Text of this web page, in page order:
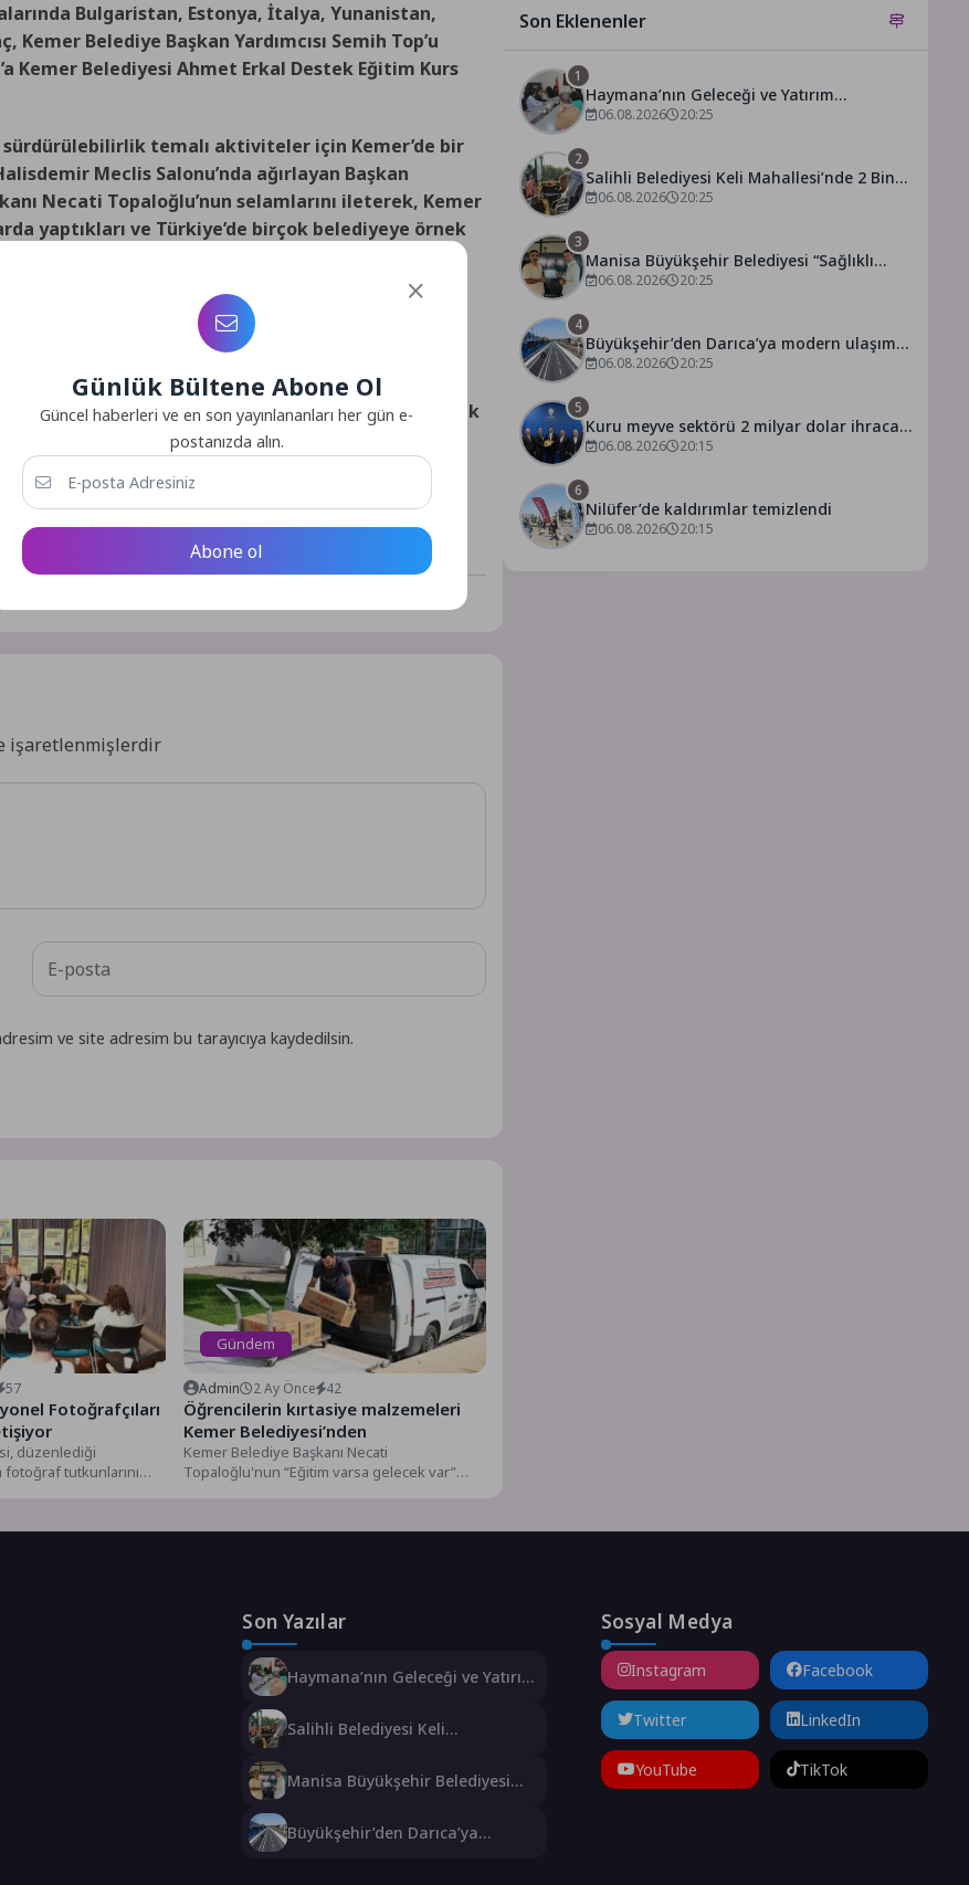
Bulgaristan, Estonya, İtalya, Yunanistan,
Belediye Başkan Yardımcısı Semih Top’u
Kemer Belediyesi Ahmet Erkal Destek Eğitim Kurs
sürdürülebilirlik temalı aktiviteler için Kemer’de bir
Meclis Salonu’nda ağırlayan Başkan
Necati Topaloğlu’nun selamlarını ileterek, Kemer
yaptıkları ve Türkiye’de birçok belediyeye örnek
bağlantılı olduğuna dikkat çeken Başkan
merkezlerinden biri. Bu nedenle çevreyi
turizmin geleceğini güvence altına almak için kritik
bizleri mutlu ediyor.”
işaretlenmişlerdir
ve site adresim bu tarayıcıya kaydedilsin.
57
Fotoğrafçıları
düzenlediği
fotoğraf tutkunlarını
Gündem
Admin 2 Ay Önce 42
Öğrencilerin kırtasiye malzemeleri
Kemer Belediyesi’nden
Kemer Belediye Başkanı Necati
Topaloğlu'nun “Eğitim varsa gelecek var”
Son Eklenenler
1
Haymana’nın Geleceği ve Yatırım
Potansiyeli Masaya Yatırıldı
06.08.2026 20:25
2
Salihli Belediyesi Keli Mahallesi’nde 2 Bin
250 Ton Sıcak Asfalt Çalışmasını
06.08.2026 20:25
3
Manisa Büyükşehir Belediyesi “Sağlıklı
İşyeri” Sertifikasını Aldı
06.08.2026 20:25
4
Büyükşehir’den Darıca’ya modern ulaşım
yatırımı
06.08.2026 20:25
5
Kuru meyve sektörü 2 milyar dolar ihracat
hedefi için Ankara’dan destek istedi
06.08.2026 20:15
6
Nilüfer’de kaldırımlar temizlendi
06.08.2026 20:15
Son Yazılar
Haymana’nın Geleceği ve Yatırım
Salihli Belediyesi Keli
Sıcak Asfalt Çalışmasını
Tamamladı
Manisa Büyükşehir Belediyesi
Büyükşehir’den Darıca’ya
Sosyal Medya
Instagram Facebook
Twitter LinkedIn
YouTube TikTok
Günlük Bültene Abone Ol
Güncel haberleri ve en son yayınlananları her gün e-
postanızda alın.
Abone ol